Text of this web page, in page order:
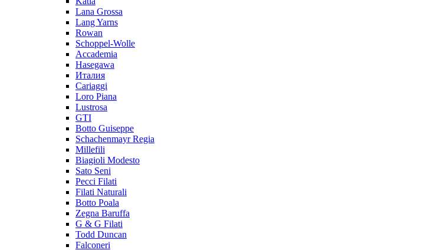
Lana Grossa
Lang Yarns
Rowan
Schoppel-Wolle
Accademia
Hasegawa
Италия
Cariaggi
Loro Piana
Lustrosa
GTI
Botto Guiseppe
Schachenmayr Regia
Millefili
Biagioli Modesto
Sato Seni
Pecci Filati
Filati Naturali
Botto Poala
Zegna Baruffa
G & G Filati
Todd Duncan
Falconeri